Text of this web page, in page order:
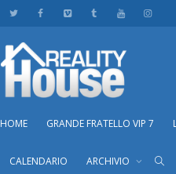
HOME GRANDE FRATELLO VIP 7
CALENDARIO ARCHIVIO